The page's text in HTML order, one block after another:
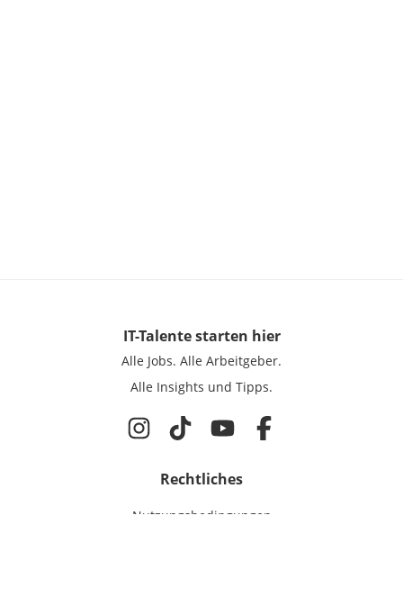
IT-Talentestarten hier
Alle Jobs. Alle Arbeitgeber.
Alle Insights und Tipps.
Rechtliches
Nutzungsbedingungen